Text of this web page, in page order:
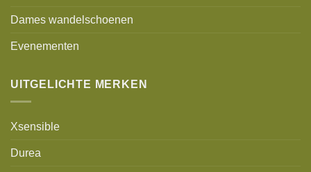
Dames wandelschoenen
Evenementen
UITGELICHTE MERKEN
Xsensible
Durea